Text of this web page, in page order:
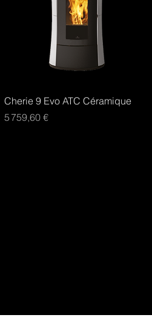
Aperçu rapide
Cherie 9 Evo ATC Céramique
Prix
5 759,60 €